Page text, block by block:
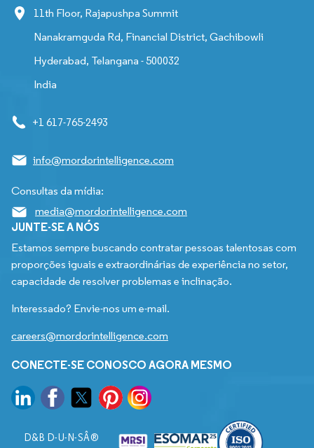
11th Floor, Rajapushpa Summit
Nanakramguda Rd, Financial District, Gachibowli
Hyderabad, Telangana - 500032
India
+1 617-765-2493
info@mordorintelligence.com
Consultas da mídia:
media@mordorintelligence.com
JUNTE-SE A NÓS
Estamos sempre buscando contratar pessoas talentosas com
proporções iguais e extraordinárias de experiência no setor,
capacidade de resolver problemas e inclinação.
Interessado? Envie-nos um e-mail.
careers@mordorintelligence.com
CONECTE-SE CONOSCO AGORA MESMO
D&B D-U-N-SÂ®